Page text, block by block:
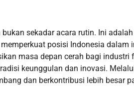
sekadar acara rutin. Ini
posisi Indonesia
masa depan cerah bagi industri
keunggulan dan inovasi.
dan berkontribusi lebih besar